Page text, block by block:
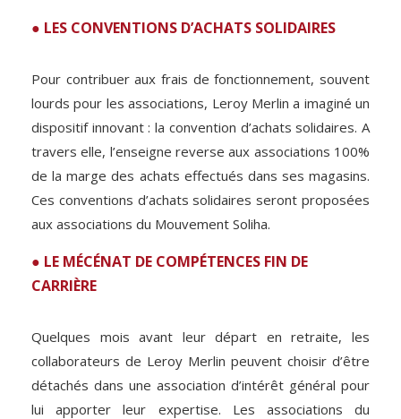
● LES CONVENTIONS D’ACHATS SOLIDAIRES
Pour contribuer aux frais de fonctionnement, souvent
lourds pour les associations, Leroy Merlin a imaginé un
dispositif innovant : la convention d’achats solidaires. A
travers elle, l’enseigne reverse aux associations 100%
de la marge des achats effectués dans ses magasins.
Ces conventions d’achats solidaires seront proposées
aux associations du Mouvement Soliha.
● LE MÉCÉNAT DE COMPÉTENCES FIN DE
CARRIÈRE
Quelques mois avant leur départ en retraite, les
collaborateurs de Leroy Merlin peuvent choisir d’être
détachés dans une association d’intérêt général pour
lui apporter leur expertise. Les associations du